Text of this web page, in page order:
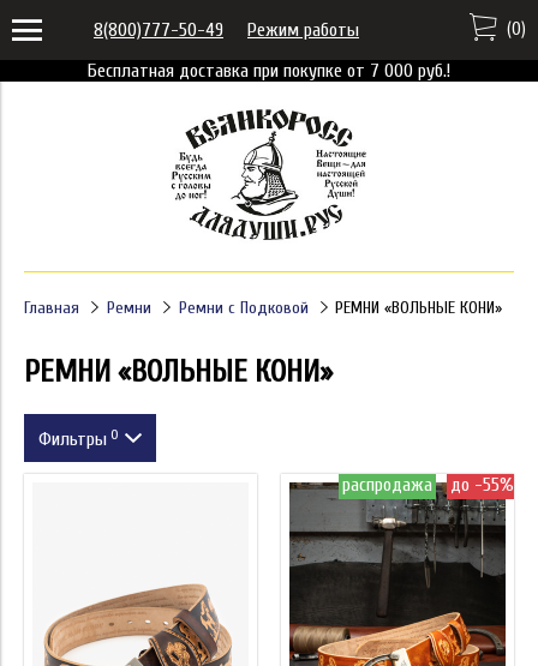
Бесплатная доставка при покупке от 7 000 руб.!
8(800)777-50-49 Режим работы (0)
Главная Ремни Ремни с Подковой РЕМНИ «ВОЛЬНЫЕ КОНИ»
РЕМНИ «ВОЛЬНЫЕ КОНИ»
Фильтры 0
Цена
распродажа до -55%